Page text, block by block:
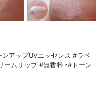
ンアップUVエッセンス #ラベ
ームリップ #無香料 ▫️#トーン